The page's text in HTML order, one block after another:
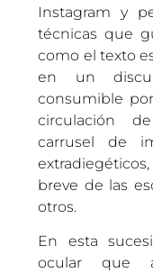
Instagram y
técnicas que
como el texto
en un
consumible
circulación
carrusel de
breve de las
otros.
En esta
ocular que